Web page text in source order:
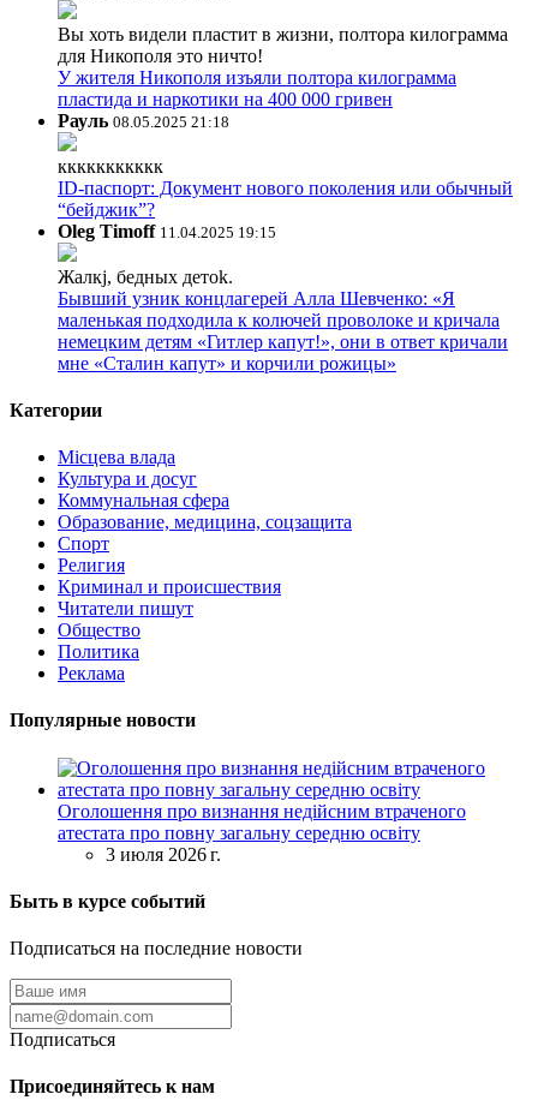
Вы хоть видели пластит в жизни, полтора килограмма
для Никополя это ничто!
У жителя Никополя изъяли полтора килограмма
пластида и наркотики на 400 000 гривен
Рауль 08.05.2025 21:18
ккккккккккк
ID-паспорт: Документ нового поколения или обычный
“бейджик”?
Oleg Timoff 11.04.2025 19:15
Жалкj, бедных детok.
Бывший узник концлагерей Алла Шевченко: «Я
маленькая подходила к колючей проволоке и кричала
немецким детям «Гитлер капут!», они в ответ кричали
мне «Сталин капут» и корчили рожицы»
Категории
Місцева влада
Культура и досуг
Коммунальная сфера
Образование, медицина, соцзащита
Спорт
Религия
Криминал и происшествия
Читатели пишут
Общество
Политика
Реклама
Популярные новости
Оголошення про визнання недійсним втраченого
атестата про повну загальну середню освіту
3 июля 2026 г.
Быть в курсе событий
Подписаться на последние новости
Подписаться
Присоединяйтесь к нам